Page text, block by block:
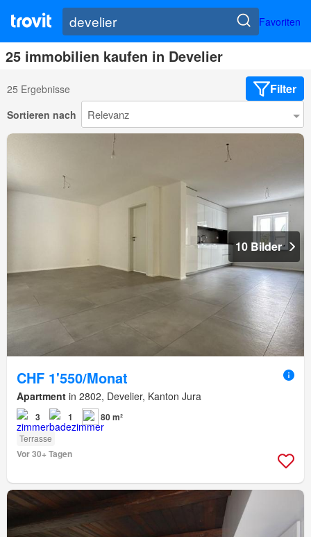
Favoriten
25 immobilien kaufen in Develier
25 Ergebnisse Filter
Sortieren nach
10 Bilder
CHF 1'550/Monat
Apartment in 2802, Develier, Kanton Jura
3 1 80 m²
Terrasse
Vor 30+ Tagen